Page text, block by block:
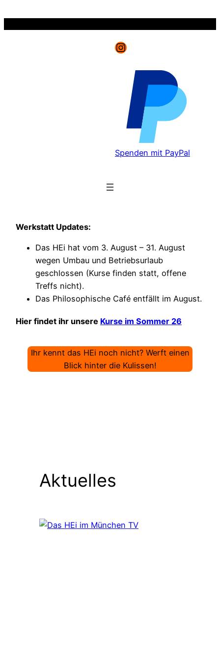
Instagram
Spenden mit PayPal
Werkstatt Updates:
Das HEi hat vom 3. August – 31. August
wegen Umbau und Betriebsurlaub
geschlossen (Kurse finden statt, offene
Treffs nicht).
Das Philosophische Café entfällt im August.
Hier findet ihr unsere Kurse im Sommer 26
Ihr kennt das HEi noch nicht? Werft einen
Blick hinter die Kulissen!
Aktuelles